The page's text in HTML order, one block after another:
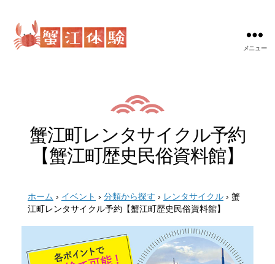
メニュー
蟹江町レンタサイクル予約
【蟹江町歴史民俗資料館】
ホーム › イベント › 分類から探す › レンタサイクル › 蟹
江町レンタサイクル予約【蟹江町歴史民俗資料館】